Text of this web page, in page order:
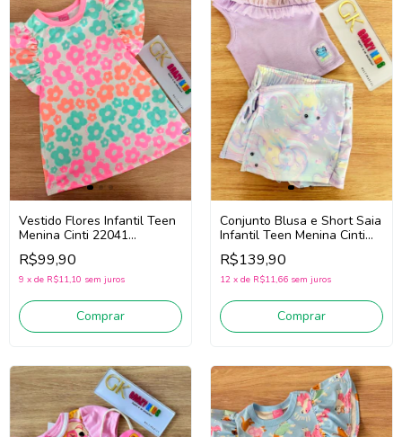
Vestido Flores Infantil Teen
Menina Cinti 22041
(Rosa/Off White/Verde)
R$99,90
9 x de R$11,10 sem juros
Comprar
Conjunto Blusa e Short Saia
Infantil Teen Menina Cinti
22104 (Lilás)
R$139,90
12 x de R$11,66 sem juros
Comprar